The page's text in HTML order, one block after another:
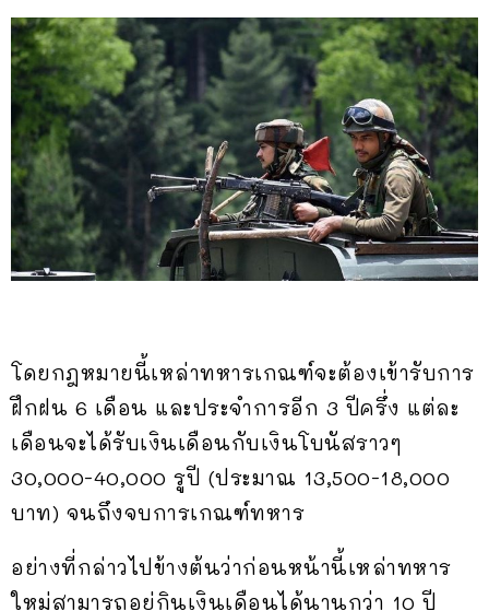
โดยกฎหมายนี้เหล่าทหารเกณฑ์จะต้องเข้ารับการ
ฝึกฝน 6 เดือน และประจำการอีก 3 ปีครึ่ง แต่ละ
เดือนจะได้รับเงินเดือนกับเงินโบนัสราวๆ
30,000-40,000 รูปี (ประมาณ 13,500-18,000
บาท) จนถึงจบการเกณฑ์ทหาร
อย่างที่กล่าวไปข้างต้นว่าก่อนหน้านี้เหล่าทหาร
ใหม่สามารถอยู่กินเงินเดือนได้นานกว่า 10 ปี